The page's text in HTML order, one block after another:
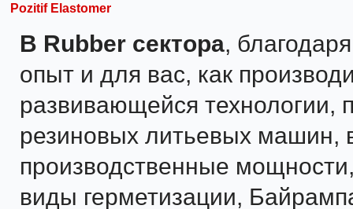
Pozitif Elastomer
В Rubber сектора,
опыт и для вас, как
развивающейся технологии,
резиновых литьевых
производственные
виды герметизации,